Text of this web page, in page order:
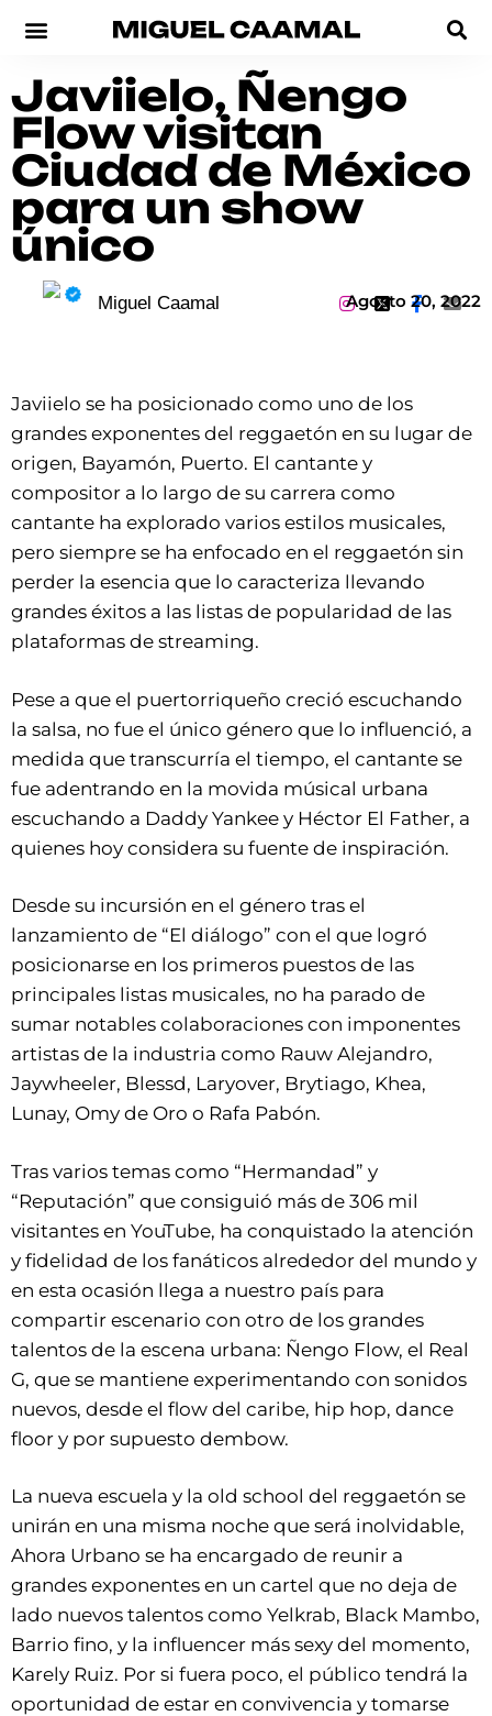
Javiielo, Ñengo
Flow visitan
Ciudad de México
para un show
único
Miguel Caamal Agosto 20, 2022
Javiielo se ha posicionado como uno de los
grandes exponentes del reggaetón en su lugar de
origen, Bayamón, Puerto. El cantante y
compositor a lo largo de su carrera como
cantante ha explorado varios estilos musicales,
pero siempre se ha enfocado en el reggaetón sin
perder la esencia que lo caracteriza llevando
grandes éxitos a las listas de popularidad de las
plataformas de streaming.
Pese a que el puertorriqueño creció escuchando
la salsa, no fue el único género que lo influenció, a
medida que transcurría el tiempo, el cantante se
fue adentrando en la movida músical urbana
escuchando a Daddy Yankee y Héctor El Father, a
quienes hoy considera su fuente de inspiración.
Desde su incursión en el género tras el
lanzamiento de “El diálogo” con el que logró
posicionarse en los primeros puestos de las
principales listas musicales, no ha parado de
sumar notables colaboraciones con imponentes
artistas de la industria como Rauw Alejandro,
Jaywheeler, Blessd, Laryover, Brytiago, Khea,
Lunay, Omy de Oro o Rafa Pabón.
Tras varios temas como “Hermandad” y
“Reputación” que consiguió más de 306 mil
visitantes en YouTube, ha conquistado la atención
y fidelidad de los fanáticos alrededor del mundo y
en esta ocasión llega a nuestro país para
compartir escenario con otro de los grandes
talentos de la escena urbana: Ñengo Flow, el Real
G, que se mantiene experimentando con sonidos
nuevos, desde el flow del caribe, hip hop, dance
floor y por supuesto dembow.
La nueva escuela y la old school del reggaetón se
unirán en una misma noche que será inolvidable,
Ahora Urbano se ha encargado de reunir a
grandes exponentes en un cartel que no deja de
lado nuevos talentos como Yelkrab, Black Mambo,
Barrio fino, y la influencer más sexy del momento,
Karely Ruiz. Por si fuera poco, el público tendrá la
oportunidad de estar en convivencia y tomarse